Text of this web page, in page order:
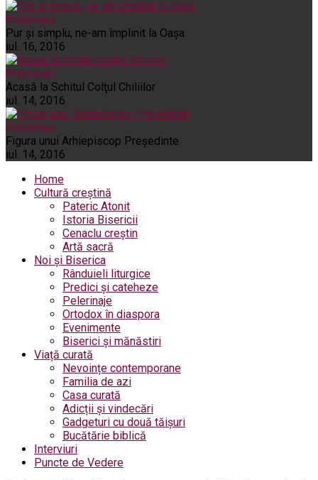
Pelerinaje
Pur şi simplu, ne-am împlinit la Oaşa
iul. 16, 2016
Pelerinaje
Acasă la Schitul Colţul Chiliilor
iul. 14, 2016
Pelerinaje
Figura unui Arhiepiscop Preşedinte
iul. 14, 2016
Home
Cultură creștină
Pateric Atonit
Istoria Bisericii
Cenaclu creștin
Artă sacră
Noi și Biserica
Rânduieli liturgice
Predici și cateheze
Pelerinaje
Ortodox în diaspora
Evenimente
Biserici și mănăstiri
Viață curată
Nevoințe contemporane
Familia de azi
Casa curată
Adicții și vindecări
Gadgeturi cu două tăișuri
Bucătărie biblică
Interviuri
Puncte de Vedere